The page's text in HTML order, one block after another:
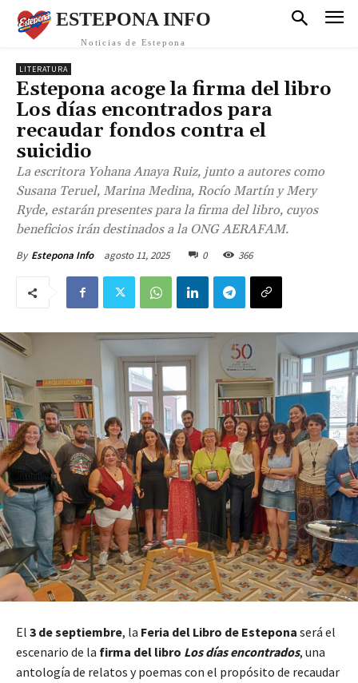
ESTEPONA INFO
Noticias de Estepona
LITERATURA
Estepona acoge la firma del libro
Los días encontrados para
recaudar fondos contra el
suicidio
La escritora Yohana Anaya Ruiz, junto a autores como
Susana Teruel, Marina Medina, Rocío Martín y Mery
Ryde, estarán presentes para la firma del libro, cuyos
beneficios irán destinados a la ONG AERAFAM.
By Estepona Info agosto 11, 2025 0 366
El 3 de septiembre, la Feria del Libro de Estepona será el
escenario de la firma del libro Los días encontrados, una
antología de relatos y poemas con el propósito de recaudar